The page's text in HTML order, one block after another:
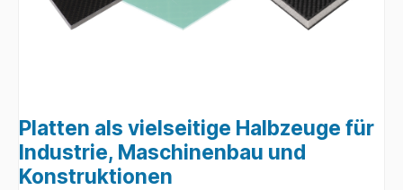
Platten als vielseitige Halbzeuge für
Industrie, Maschinenbau und
Konstruktionen